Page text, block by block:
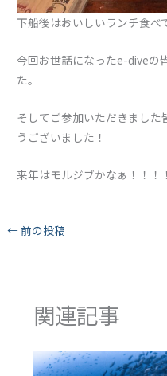
下船後はおいしいランチ食べ
今回お世話になったe-diveの
た。
そしてご参加いただきまし
うございました！
来年はモルジブかなぁ！！！！
←前の投稿
関連記事